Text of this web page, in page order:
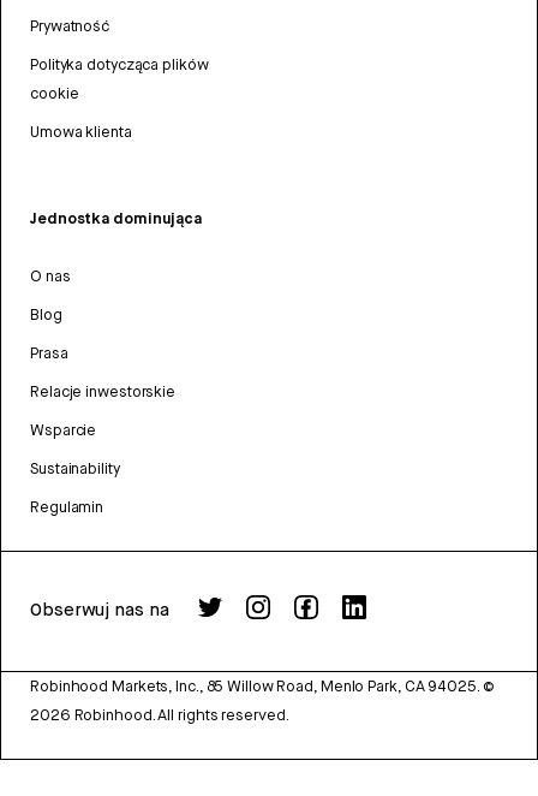
Prywatność
Polityka dotycząca plików
cookie
Umowa klienta
Jednostka dominująca
O nas
Blog
Prasa
Relacje inwestorskie
Wsparcie
Sustainability
Regulamin
Obserwuj nas na
Robinhood Markets, Inc., 85 Willow Road, Menlo Park, CA 94025. ©
2026 Robinhood. All rights reserved.